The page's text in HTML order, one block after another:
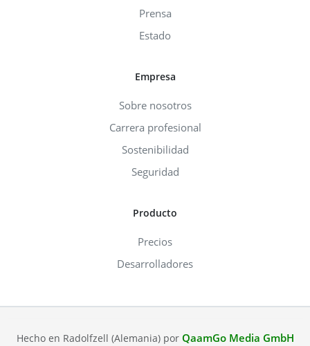
Prensa
Estado
Empresa
Sobre nosotros
Carrera profesional
Sostenibilidad
Seguridad
Producto
Precios
Desarrolladores
Hecho en Radolfzell (Alemania) por QaamGo Media GmbH